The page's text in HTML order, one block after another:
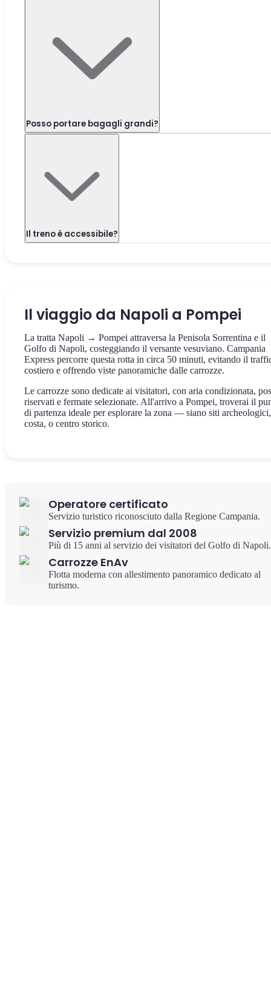
Posso portare bagagli grandi?
Il treno è accessibile?
Il viaggio da Napoli a Pompei
La tratta Napoli → Pompei attraversa la Penisola Sorrentina e il
Golfo di Napoli, costeggiando il versante vesuviano. Campania
Express percorre questa rotta in circa 50 minuti, evitando il
costiero e offrendo viste panoramiche dalle carrozze.
Le carrozze sono dedicate ai visitatori, con aria condizionata,
riservati e fermate selezionate. All'arrivo a Pompei, troverai il
di partenza ideale per esplorare la zona — siano siti archeologici,
costa, o centro storico.
Operatore certificato
Servizio turistico riconosciuto dalla Regione Campania.
Servizio premium dal 2008
Più di 15 anni al servizio dei visitatori del Golfo di Napoli.
Carrozze EnAv
Flotta moderna con allestimento panoramico dedicato al
turismo.